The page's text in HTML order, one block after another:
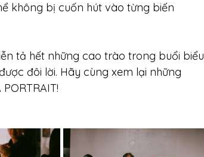
không bị cuốn hút vào từng biến
tả hết những cao trào trong buổi biểu
đôi lời. Hãy cùng xem lại những